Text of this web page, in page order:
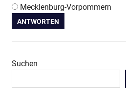
Mecklenburg-Vorpommern
ANTWORTEN
Suchen